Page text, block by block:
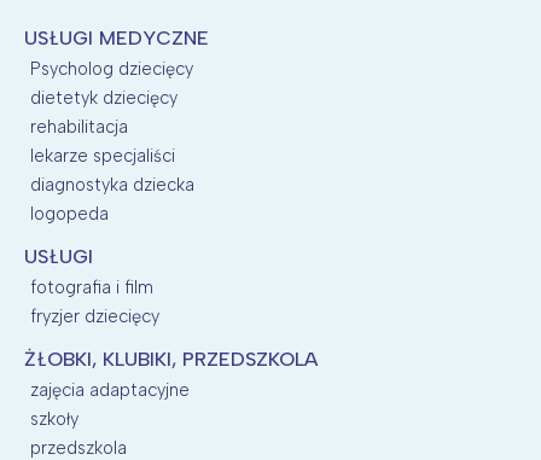
USŁUGI MEDYCZNE
Psycholog dziecięcy
dietetyk dziecięcy
rehabilitacja
lekarze specjaliści
diagnostyka dziecka
logopeda
USŁUGI
fotografia i film
fryzjer dziecięcy
ŻŁOBKI, KLUBIKI, PRZEDSZKOLA
zajęcia adaptacyjne
szkoły
przedszkola